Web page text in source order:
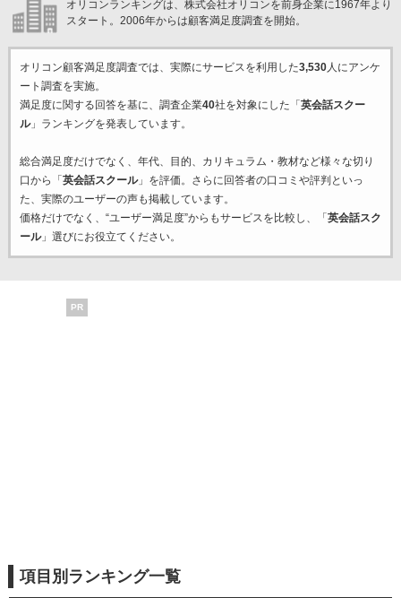
オリコンランキングは、株式会社オリコンを前身企業に1967年より
スタート。2006年からは顧客満足度調査を開始。
オリコン顧客満足度調査では、実際にサービスを利用した3,530人にアンケ
ート調査を実施。
満足度に関する回答を基に、調査企業40社を対象にした「 英会話スクー
ル」ランキングを発表しています。
総合満足度だけでなく、年代、目的、カリキュラム・教材など様々な切り
口から「 英会話スクール」を評価。さらに回答者の口コミや評判といっ
た、実際のユーザーの声も掲載しています。
価格だけでなく、“ユーザー満足度”からもサービスを比較し、「 英会話スク
ール」選びにお役立てください。
PR
項目別ランキング一覧